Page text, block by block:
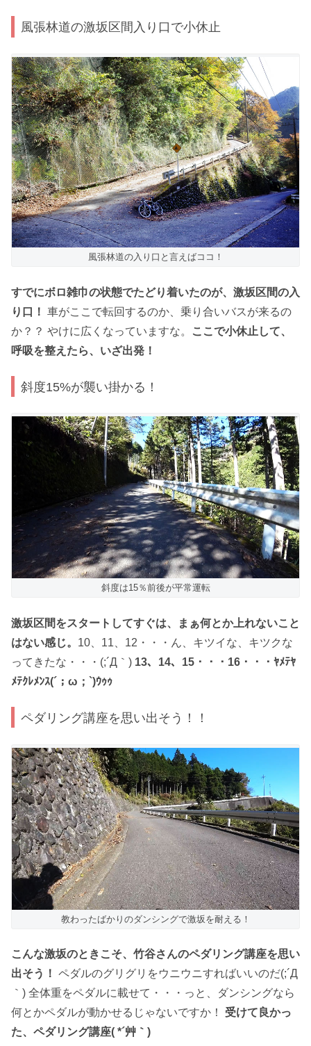
風張林道の激坂区間入り口で小休止
風張林道の入り口と言えばココ！
すでにボロ雑巾の状態でたどり着いたのが、激坂区間の入
り口！ 車がここで転回するのか、乗り合いバスが来るの
か？？ やけに広くなっていますな。
ここで小休止して、
呼吸を整えたら、いざ出発！
斜度15%が襲い掛かる！
斜度は15％前後が平常運転
激坂区間をスタートしてすぐは、まぁ何とか上れないこと
はない感じ。 10、11、12・・・ん、キツイな、キツクな
ってきたな・・・(;´Д｀) 13、14、15・・・16・・・ﾔﾒﾃﾔ
ﾒﾃｸﾚﾒﾝｽ(´；ω；`)ｳｩｩ
ペダリング講座を思い出そう！！
教わったばかりのダンシングで激坂を耐える！
こんな激坂のときこそ、竹谷さんのペダリング講座を思い
出そう！ ペダルのグリグリをウニウニすればいいのだ(;´Д
｀) 全体重をペダルに載せて・・・っと、ダンシングなら
何とかペダルが動かせるじゃないですか！ 受けて良かっ
た、ペダリング講座( *´艸｀)